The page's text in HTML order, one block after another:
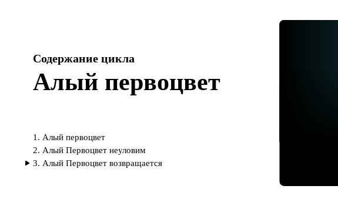
Содержание цикла
Алый первоцвет
1. Алый первоцвет
2. Алый Первоцвет неуловим
3. Алый Первоцвет возвращается